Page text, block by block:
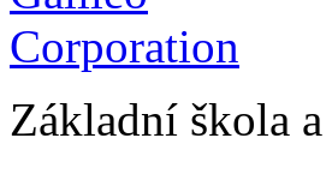
Základní škola